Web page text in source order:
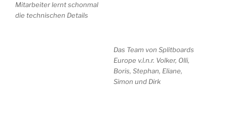
Mitarbeiter lernt schonmal
die technischen Details
Das Team von Splitboards
Europe v.l.n.r. Volker, Olli,
Boris, Stephan, Eliane,
Simon und Dirk